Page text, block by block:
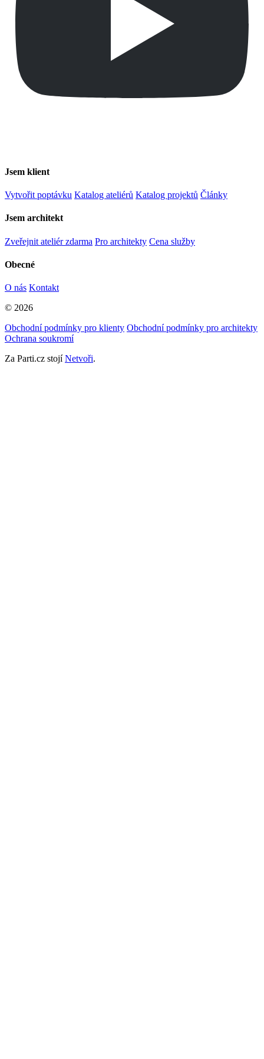
Jsem klient
Vytvořit poptávku Katalog ateliérů Katalog projektů Články
Jsem architekt
Zveřejnit ateliér zdarma Pro architekty Cena služby
Obecné
O nás Kontakt
© 2026
Obchodní podmínky pro klienty Obchodní podmínky pro architekty
Ochrana soukromí
Za Parti.cz stojíNetvoři.